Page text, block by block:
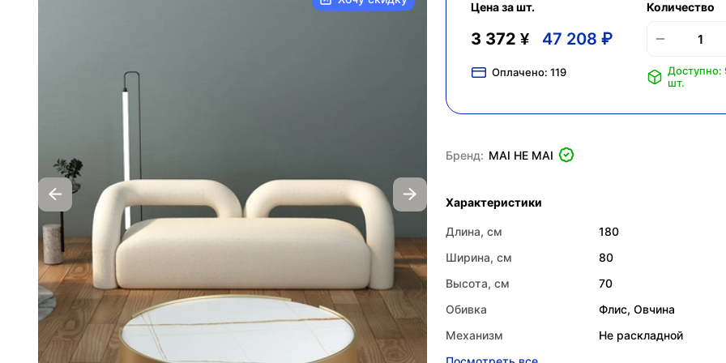
Цена за шт.
3 372 ¥ 47 208 ₽
Оплачено: 119
Количество
Доступно:
шт.
Бренд: MAI HE MAI
Характеристики
Длина, см
180
Ширина, см
80
Высота, см
70
Обивка
Флис, Овчина
Механизм
Не раскладной